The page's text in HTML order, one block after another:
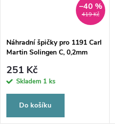
419 Kč
–40 %
Náhradní špičky pro 1191 Carl
Martin Solingen C, 0,2mm
251 Kč
Skladem 1 ks
Do košíku